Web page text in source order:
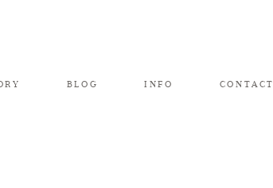
BLOG INFO CONTACT